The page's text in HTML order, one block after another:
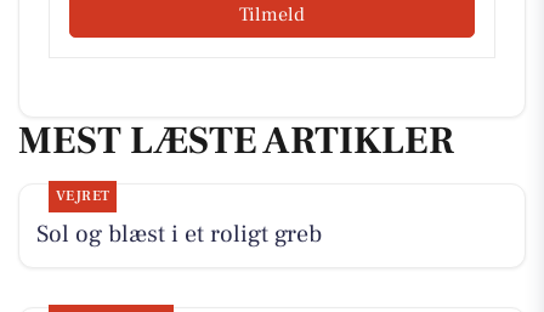
Tilmeld
MEST LÆSTE ARTIKLER
VEJRET
Sol og blæst i et roligt greb